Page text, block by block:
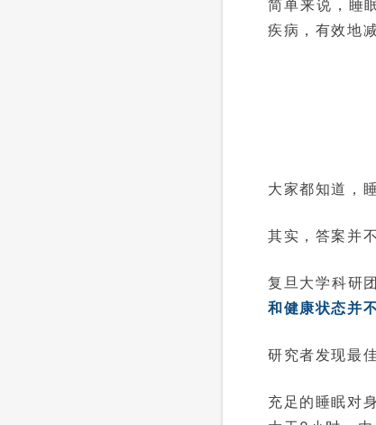
简单来说，睡
疾病，有效地
大家都知道，
其实，答案并
复旦大学科研
和健康状态并
研究者发现最
充足的睡眠对